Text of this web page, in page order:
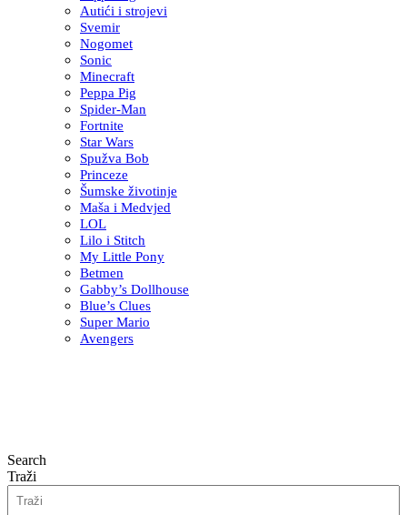
Autići i strojevi
Svemir
Nogomet
Sonic
Minecraft
Peppa Pig
Spider-Man
Fortnite
Star Wars
Spužva Bob
Princeze
Šumske životinje
Maša i Medvjed
LOL
Lilo i Stitch
My Little Pony
Betmen
Gabby’s Dollhouse
Blue’s Clues
Super Mario
Avengers
Search
Traži